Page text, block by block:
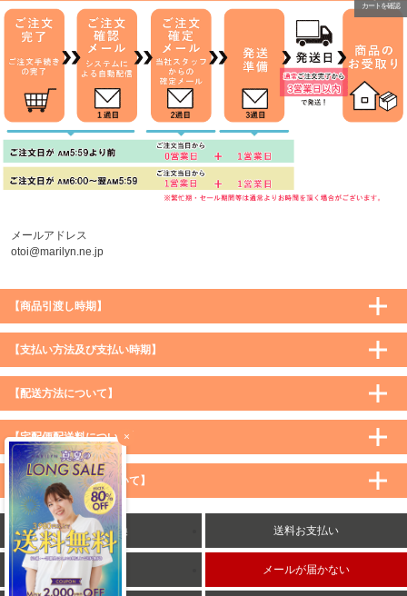
×
カートを確認
メールアドレス
otoi@marilyn.ne.jp
【商品引渡し時期】
【支払い方法及び支払い時期】
【配送方法について】
【宅配便配送料について】
購入価格 ／ 地域 通常 沖縄・離島など一部地域
5,900円（税込）未満
590円（税込）
5,900円（税込）以上
8,500円（税込）以上
【メール便配送料について】
購入価格 ／ 地域
5,900円（税込）未満
5,900円（税込）以上
返品・交換 送料お支払い
会社概要 メールが届かない